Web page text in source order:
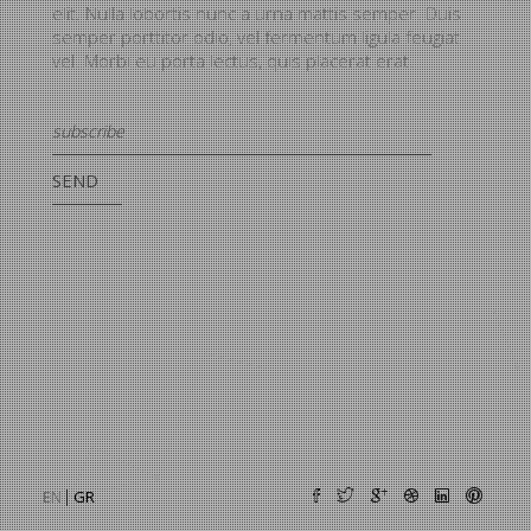
EN GR
elit. Nulla lobortis nunc a urna mattis semper. Duis
semper porttitor odio, vel fermentum ligula feugiat
vel. Morbi eu porta lectus, quis placerat erat.
SEND